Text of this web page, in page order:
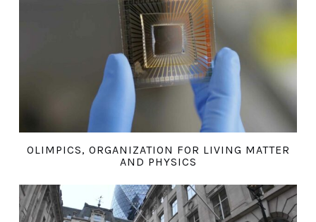
OLIMPICS, ORGANIZATION FOR LIVING MATTER
AND PHYSICS